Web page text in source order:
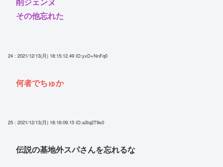
その他忘れた
24 : 2021/12/13(月) 18:15:12.49 ID:yxD+NnFq0
何者でちゅか
25 : 2021/12/13(月) 18:16:09.15 ID:a3Iq2T9s0
伝説の基地外スパさんを忘れるな